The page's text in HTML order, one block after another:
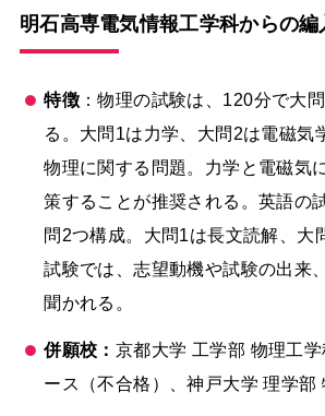
明石高専電気情報工学科からの編
特徴：物理の試験は、120分で大
る。大問1は力学、大問2は電磁気
物理に関する問題。力学と電磁気
策することが推奨される。英語の
問2つ構成。大問1は長文読解、大
試験では、志望動機や試験の出来
聞かれる。
併願校： 京都大学 工学部 物理工
ース（不合格）、神戸大学 理学部